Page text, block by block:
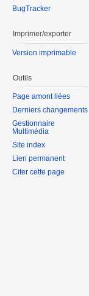
BugTracker
Imprimer/exporter
Version imprimable
Outils
Page amont liées
Derniers changements
Gestionnaire
Multimédia
Site index
Lien permanent
Citer cette page